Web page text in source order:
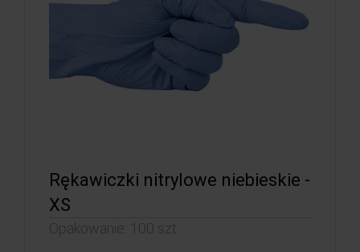
Rękawiczki nitrylowe niebieskie -
XS
Opakowanie: 100 szt.